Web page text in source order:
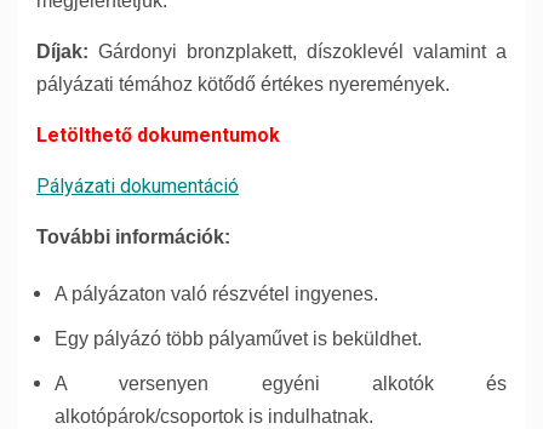
Díjak: Gárdonyi bronzplakett, díszoklevél valamint a
pályázati témához kötődő értékes nyeremények.
Letölthető dokumentumok
Pályázati dokumentáció
További információk:
A pályázaton való részvétel ingyenes.
Egy pályázó több pályaművet is beküldhet.
A versenyen egyéni alkotók és
alkotópárok/csoportok is indulhatnak.